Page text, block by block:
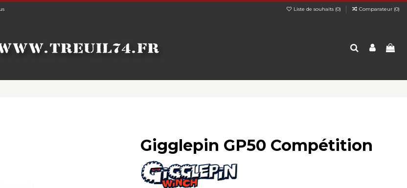
Liste de souhaits (0) Comparateur (0)
Gigglepin GP50 Compétition